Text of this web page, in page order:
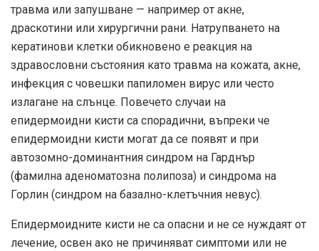
травма или запушване — например от акне,
драскотини или хирургични рани. Натрупването на
кератинови клетки обикновено е реакция на
здравословни състояния като травма на кожата, акне,
инфекция с човешки папиломен вирус или често
излагане на слънце. Повечето случаи на
епидермоидни кисти са спорадични, въпреки че
епидермоидни кисти могат да се появят и при
автозомно-доминантния синдром на Гарднър
(фамилна аденоматозна полипоза) и синдрома на
Горлин (синдром на базално-клетъчния невус).
Епидермоидните кисти не са опасни и не се нуждаят от
лечение, освен ако не причиняват симптоми или не